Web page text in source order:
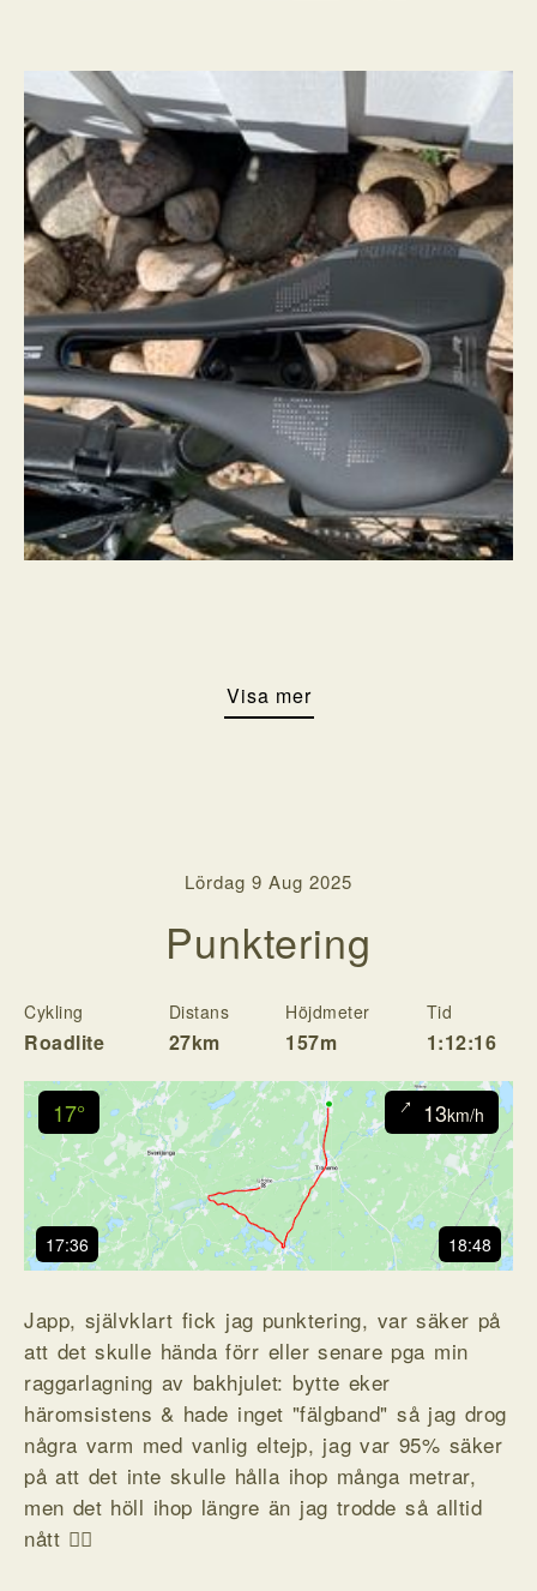
Visa mer
Lördag 9 Aug 2025
Punktering
Cykling
Roadlite
Distans
27km
Höjdmeter
157m
Tid
1:12:16
17° 13km/h
↓
17:36 18:48
Japp, självklart fick jag punktering, var säker på
att det skulle hända förr eller senare pga min
raggarlagning av bakhjulet: bytte eker
häromsistens & hade inget "fälgband" så jag drog
några varm med vanlig eltejp, jag var 95% säker
på att det inte skulle hålla ihop många metrar,
men det höll ihop längre än jag trodde så alltid
nått 🤷‍♂️